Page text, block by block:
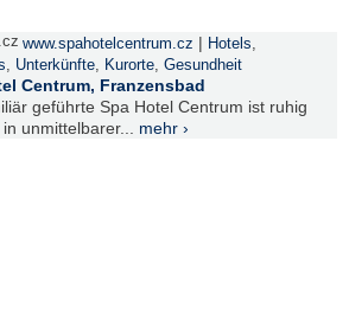
www.spahotelcentrum.cz | Hotels,
, Unterkünfte, Kurorte, Gesundheit
Centrum, Franzensbad
geführte Spa Hotel Centrum ist ruhig
unmittelbarer... mehr ›